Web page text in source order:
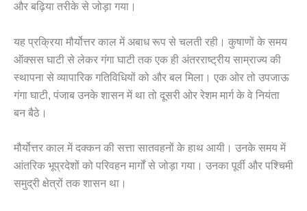
और बढ़िया तरीके से जोड़ा गया।
यह प्रक्रिया मौर्योत्तर काल में अबाध रूप से चलती रही। कुषाणों के समय
ऑक्सस घाटी से लेकर गंगा घाटी तक एक ही अंतरराष्ट्रीय साम्राज्य की
स्थापना से व्यापारिक गतिविधियों को और बल मिला। एक ओर तो उपजाऊ
गंगा घाटी, पंजाब उनके शासन में था तो दूसरी ओर रेशम मार्ग के वे नियंता
बन बैठे।
मौर्योत्तर काल में दक्कन की सत्ता सातवहनों के हाथ आयी। उनके समय में
आंतरिक भूप्रदेशों को परिवहन मार्गों से जोड़ा गया। उनका पूर्वी और पश्चिमी
समुद्री क्षेत्रों तक शासन था।